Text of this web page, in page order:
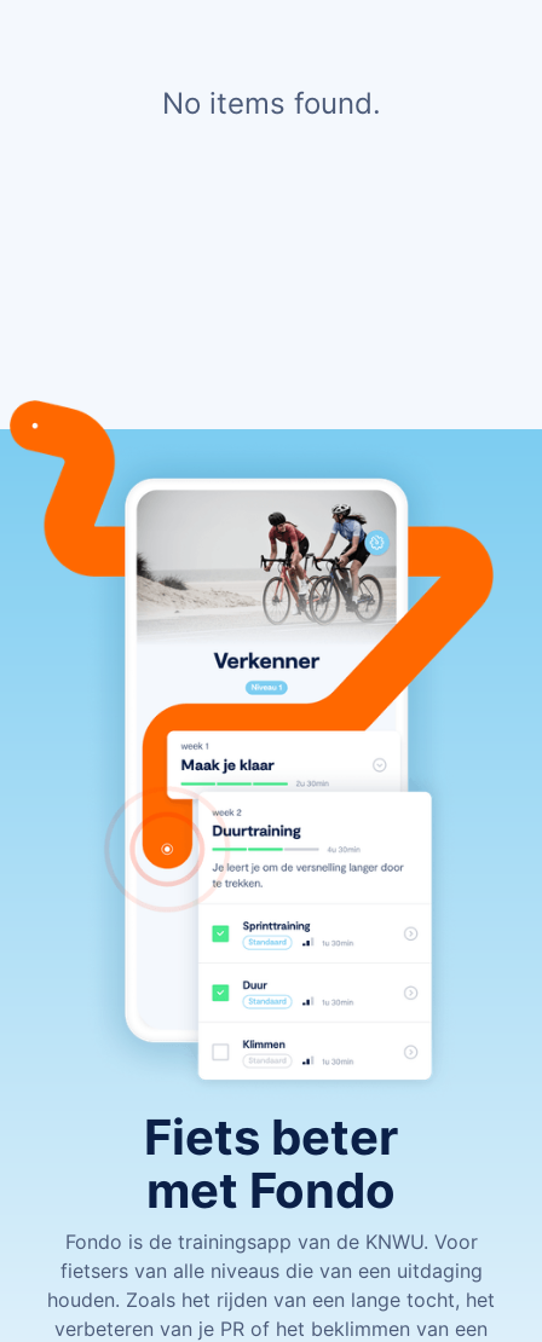
No items found.
Fiets beter
met Fondo
Fondo is de trainingsapp van de KNWU. Voor
fietsers van alle niveaus die van een uitdaging
houden. Zoals het rijden van een lange tocht, het
verbeteren van je PR of het beklimmen van een